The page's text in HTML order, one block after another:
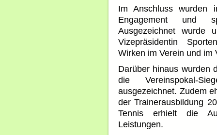
Im Anschluss wurden
Engagement und
Ausgezeichnet wurde
Vizepräsidentin
Wirken im Verein und im
Darüber hinaus wurden
die Vereinspokal-
ausgezeichnet. Zudem
der Trainerausbildung
Tennis erhielt die
Leistungen.